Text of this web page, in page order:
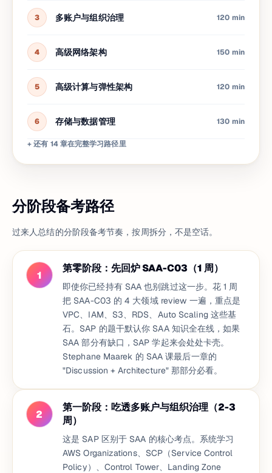
3 多账户与组织治理 120 min
4 高级网络架构 150 min
5 高级计算与弹性架构 120 min
6 存储与数据管理 130 min
+ 还有 14 章在完整学习路径里
分阶段备考路径
过来人总结的分阶段备考节奏，按周拆分，不是空话。
1
第零阶段：先回炉 SAA-C03（1 周）
即使你已经持有 SAA 也别跳过这一步。花 1 周
把 SAA-C03 的 4 大领域 review 一遍，重点是
VPC、IAM、S3、RDS、Auto Scaling 这些基
石。SAP 的题干默认你 SAA 知识全在线，如果
SAA 部分有缺口，SAP 学起来会处处卡壳。
Stephane Maarek 的 SAA 课最后一章的
"Discussion + Architecture" 那部分必看。
2
第一阶段：吃透多账户与组织治理（2-3
周）
这是 SAP 区别于 SAA 的核心考点。系统学习
AWS Organizations、SCP（Service Control
Policy）、Control Tower、Landing Zone